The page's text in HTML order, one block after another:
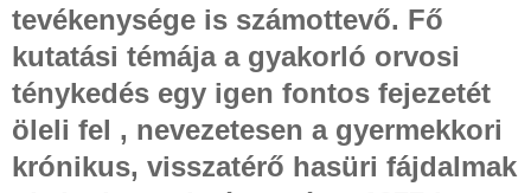
tevékenysége is számottevő. Fő
kutatási témája a gyakorló orvosi
ténykedés egy igen fontos fejezetét
öleli fel , nevezetesen a gyermekkori
krónikus, visszatérő hasüri fájdalmak